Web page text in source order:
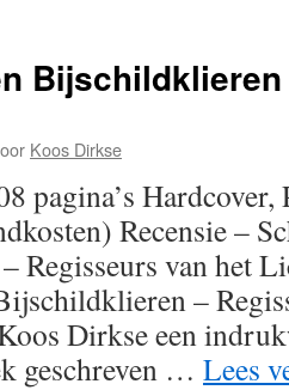
Koos Dirkse
pagina’s
Recensie –
Regisseurs van het
–
Dirkse een
geschreven … Lees